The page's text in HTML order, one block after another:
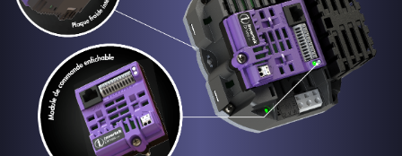
Carrière
À propos
Contact
Politique de confidentialité